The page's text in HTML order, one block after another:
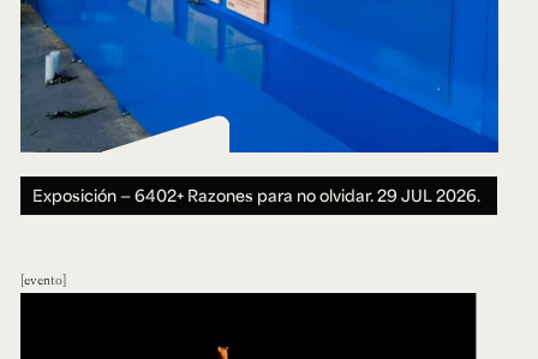
Exposición — 6402+ Razones para no olvidar.29 JUL 2026.
evento